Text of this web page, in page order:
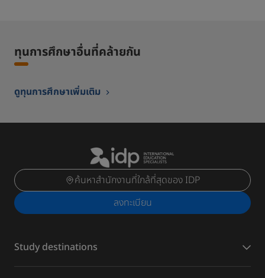
ทุนการศึกษาอื่นที่คล้ายกัน
ดูทุนการศึกษาเพิ่มเติม
ค้นหาสำนักงานที่ใกล้ที่สุดของ IDP
ลงทะเบียน
Study destinations